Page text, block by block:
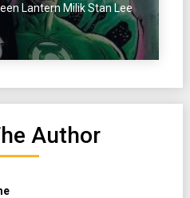
Lantern Milik Stan Lee
Author